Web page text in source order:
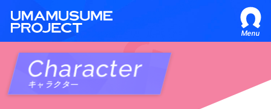
Menu
Character
キャラクター